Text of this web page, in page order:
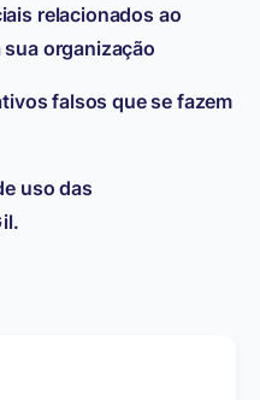
relacionados ao
organização
falsos que se fazem
uso das